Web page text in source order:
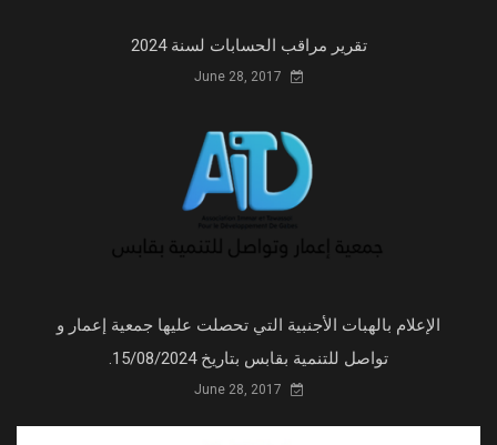
تقرير مراقب الحسابات لسنة 2024
الإعلام بالهبات الأجنبية التي تحصلت عليها جمعية إعمار و
تواصل للتنمية بقابس بتاريخ 15/08/2024.